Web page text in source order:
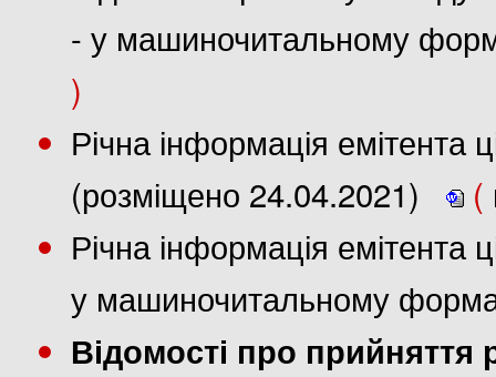
- у машиночитальному
)
Річна інформація емітента
(розміщено 24.04.2021)
(
Річна інформація емітента
у машиночитальному
Відомості про